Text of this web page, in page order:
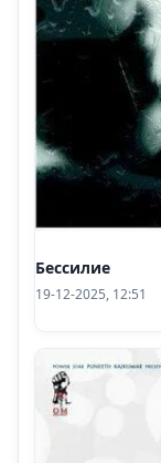
Бессилие
19-12-2025, 12:51